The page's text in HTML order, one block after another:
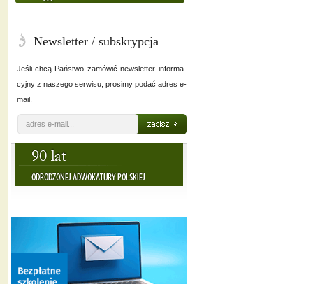
Newsletter / subskrypcja
Jeśli chcą Państwo zamówić newsletter informa-
cyjny z naszego serwisu, prosimy podać adres e-
mail.